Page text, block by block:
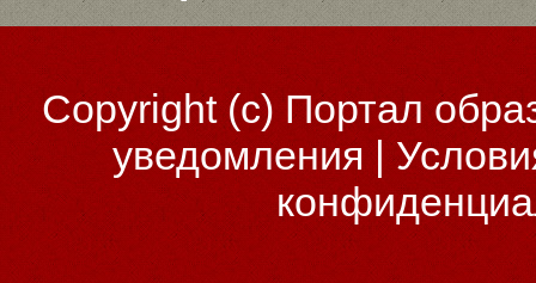
Copyright (c)Портал
уведомления |